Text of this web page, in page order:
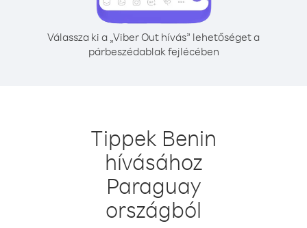
Válassza ki a „Viber Out hívás” lehetőséget a
párbeszédablak fejlécében
Tippek Benin
hívásához
Paraguay
országból